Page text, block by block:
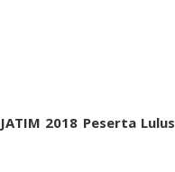
2018 Peserta Lulus